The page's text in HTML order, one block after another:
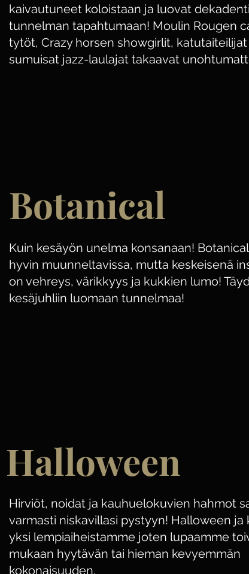
kaivautuneet koloistaan ja luovat
tunnelman tapahtumaan! Moulin Rougen
tytöt, Crazy horsen showgirlit, katutaiteilijat
sumuisat jazz-laulajat takaavat
Botanical
Kuin kesäyön unelma konsanaan!
hyvin muunneltavissa, mutta keskeisenä
on vehreys, värikkyys ja kukkien lumo!
kesäjuhliin luomaan tunnelmaa!
Halloween
Hirviöt, noidat ja kauhuelokuvien hahmot
varmasti niskavillasi pystyyn! Halloween ja
yksi lempiaiheistamme joten lupaamme
mukaan hyytävän tai hieman kevyemmän
kokonaisuuden.